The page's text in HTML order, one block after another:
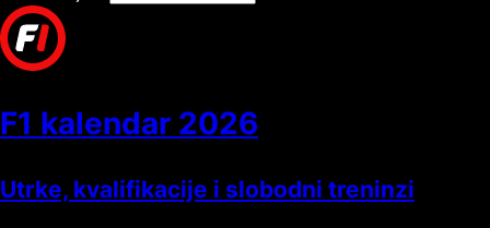
F1 kalendar 2026
Utrke, kvalifikacije i slobodni treninzi